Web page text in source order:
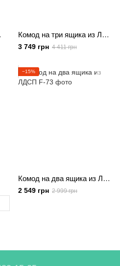
Комод на три ящика из ЛДСП
3 749 грн 4 411 грн
−15%
Комод на два ящика из ЛДСП
2 549 грн 2 999 грн